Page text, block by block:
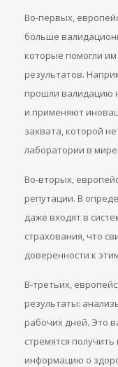
Во-первых,
больше
которые помогли
результатов.
прошли валидацию
и применяют
захвата, которой
лаборатории в мире.
Во-вторых,
репутации. В
даже входят в
страхования, что
доверенности к
В-третьих,
результаты:
рабочих дней. Это
стремятся
информацию о